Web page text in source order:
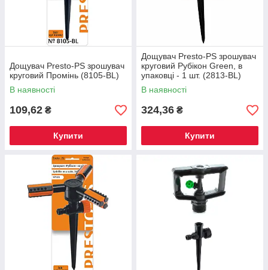
Дощувач Presto-PS зрошувач
круговий Промінь (8105-BL)
В наявності
109,62 ₴
Купити
Дощувач Presto-PS зрошувач
круговий Рубікон Green, в
упаковці - 1 шт. (2813-BL)
В наявності
324,36 ₴
Купити